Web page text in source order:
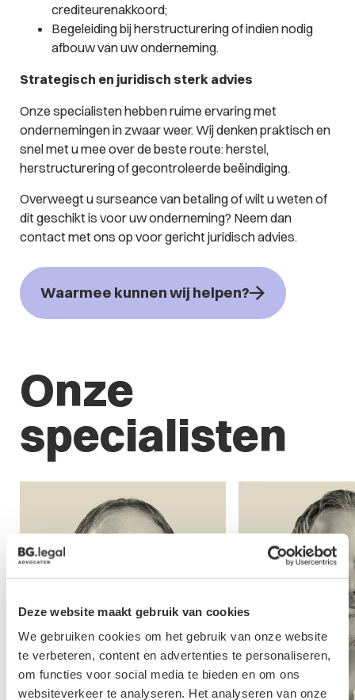
Deze website maakt gebruik van cookies
We gebruiken cookies om het gebruik van onze website
te verbeteren, content en advertenties te personaliseren,
om functies voor social media te bieden en om ons
websiteverkeer te analyseren. Het analyseren van onze
crediteurenakkoord;
Begeleiding bij herstructurering of indien nodig
afbouw van uw onderneming.
Strategisch en juridisch sterk advies
Onze specialisten hebben ruime ervaring met
ondernemingen in zwaar weer. Wij denken praktisch en
snel met u mee over de beste route: herstel,
herstructurering of gecontroleerde beëindiging.
Overweegt u surseance van betaling of wilt u weten of
dit geschikt is voor uw onderneming? Neem dan
contact met ons op voor gericht juridisch advies.
Waarmee kunnen wij helpen?
Onze
specialisten